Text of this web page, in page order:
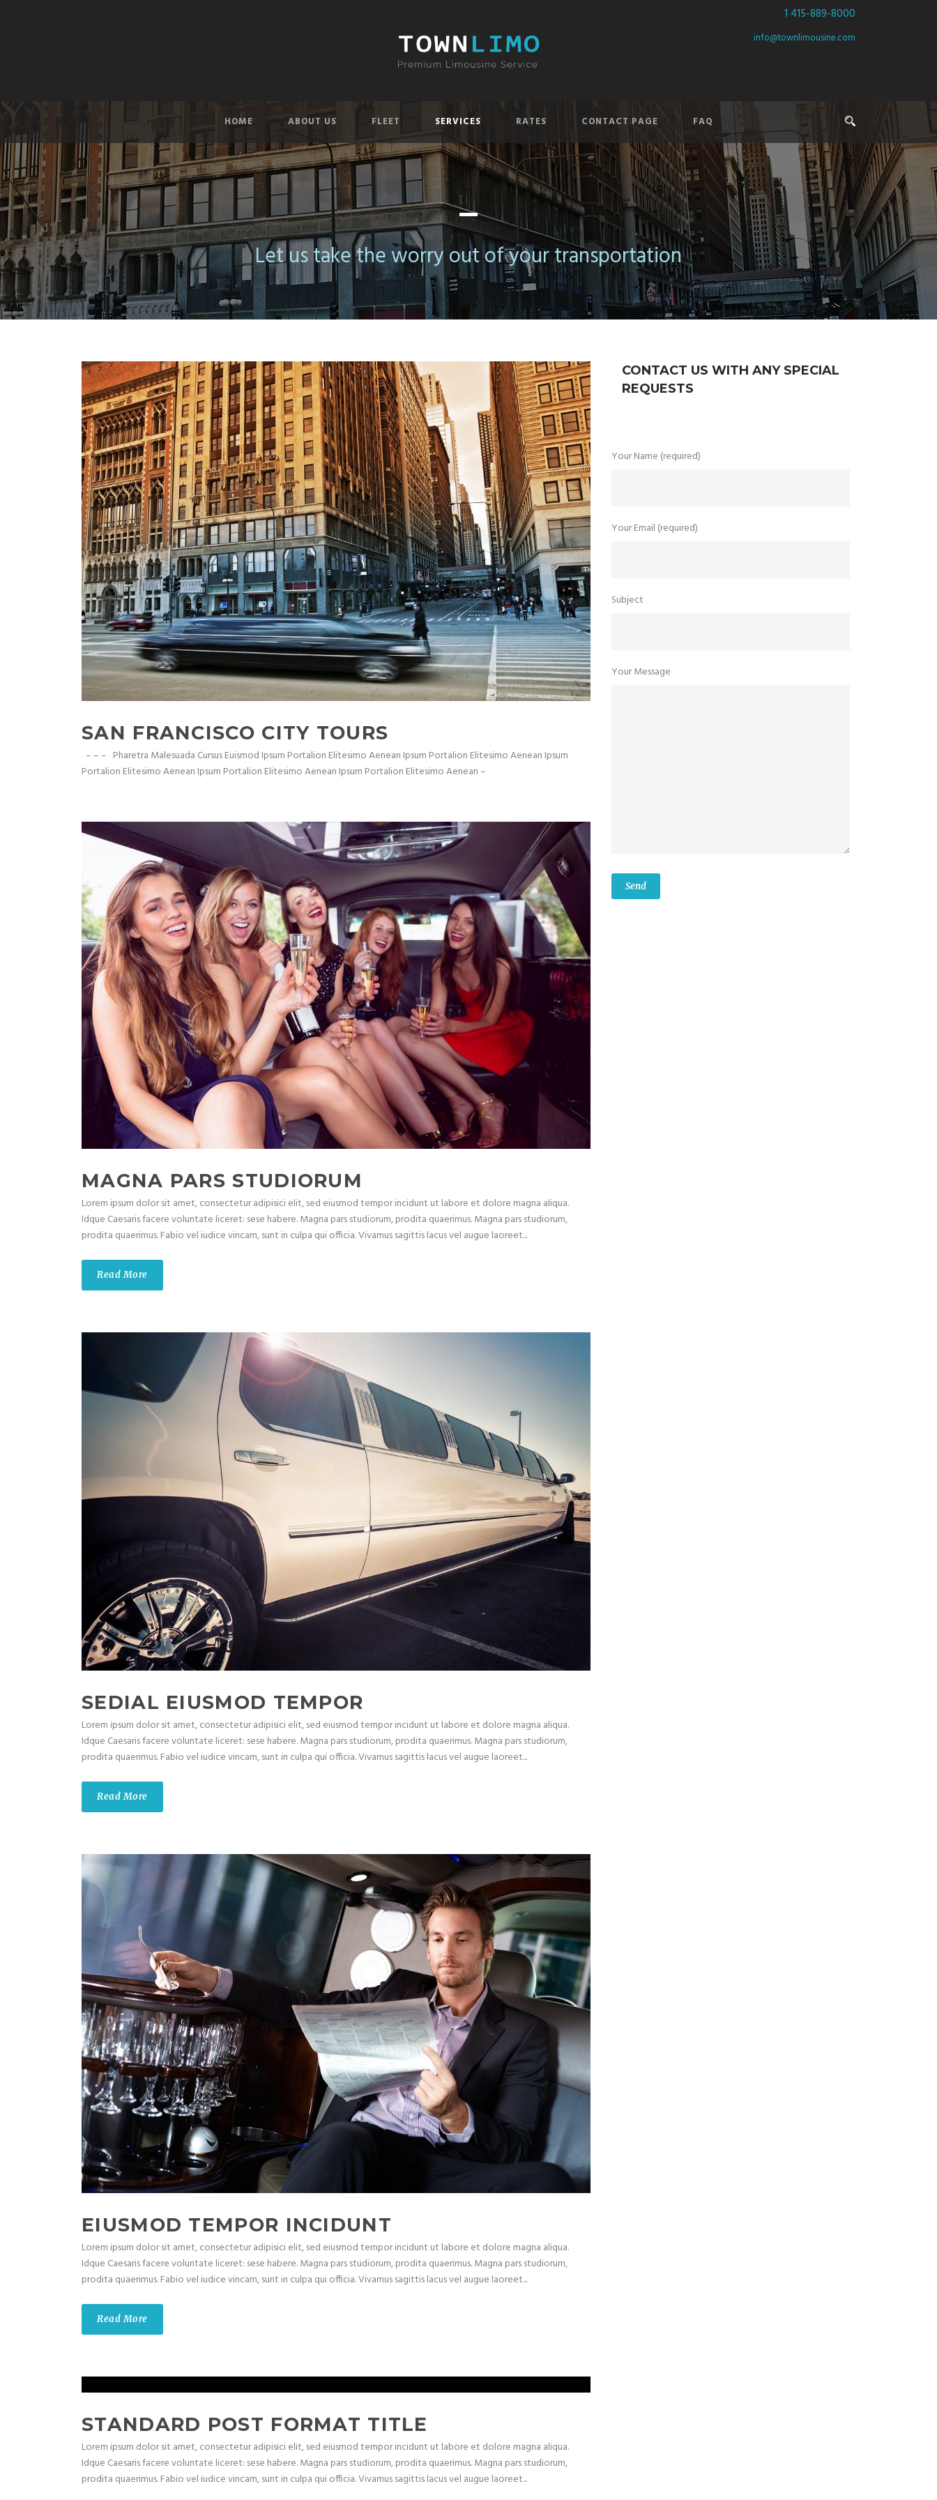
1 415-889-8000
info@townlimousine.com
HOME ABOUT US FLEET SERVICES RATES CONTACT PAGE FAQ
–
Let us take the worry out of your transportation
SAN FRANCISCO CITY TOURS
– – – Pharetra Malesuada Cursus Euismod Ipsum Portalion Elitesimo Aenean Ipsum Portalion Elitesimo Aenean Ipsum
Portalion Elitesimo Aenean Ipsum Portalion Elitesimo Aenean Ipsum Portalion Elitesimo Aenean –
MAGNA PARS STUDIORUM
Lorem ipsum dolor sit amet, consectetur adipisici elit, sed eiusmod tempor incidunt ut labore et dolore magna aliqua.
Idque Caesaris facere voluntate liceret: sese habere. Magna pars studiorum, prodita quaerimus. Magna pars studiorum,
prodita quaerimus. Fabio vel iudice vincam, sunt in culpa qui officia. Vivamus sagittis lacus vel augue laoreet...
Read More
SEDIAL EIUSMOD TEMPOR
Lorem ipsum dolor sit amet, consectetur adipisici elit, sed eiusmod tempor incidunt ut labore et dolore magna aliqua.
Idque Caesaris facere voluntate liceret: sese habere. Magna pars studiorum, prodita quaerimus. Magna pars studiorum,
prodita quaerimus. Fabio vel iudice vincam, sunt in culpa qui officia. Vivamus sagittis lacus vel augue laoreet...
Read More
EIUSMOD TEMPOR INCIDUNT
Lorem ipsum dolor sit amet, consectetur adipisici elit, sed eiusmod tempor incidunt ut labore et dolore magna aliqua.
Idque Caesaris facere voluntate liceret: sese habere. Magna pars studiorum, prodita quaerimus. Magna pars studiorum,
prodita quaerimus. Fabio vel iudice vincam, sunt in culpa qui officia. Vivamus sagittis lacus vel augue laoreet...
Read More
STANDARD POST FORMAT TITLE
Lorem ipsum dolor sit amet, consectetur adipisici elit, sed eiusmod tempor incidunt ut labore et dolore magna aliqua.
Idque Caesaris facere voluntate liceret: sese habere. Magna pars studiorum, prodita quaerimus. Magna pars studiorum,
prodita quaerimus. Fabio vel iudice vincam, sunt in culpa qui officia. Vivamus sagittis lacus vel augue laoreet...
CONTACT US WITH ANY SPECIAL
REQUESTS
Your Name (required)
Your Email (required)
Subject
Your Message